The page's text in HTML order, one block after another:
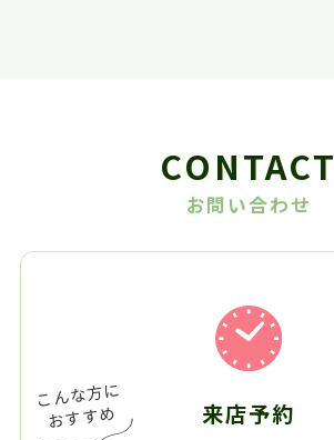
CONTACT
お問い合わせ
来店予約